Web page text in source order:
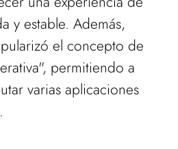
y estable. Además,
el concepto de
permitiendo a
varias aplicaciones